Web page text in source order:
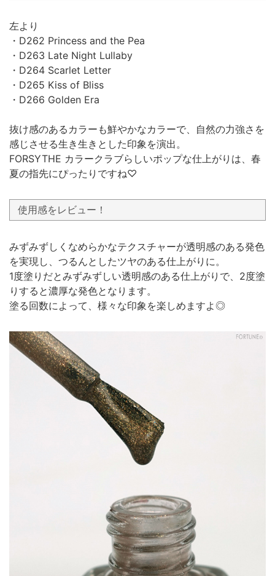
左より
・D262 Princess and the Pea
・D263 Late Night Lullaby
・D264 Scarlet Letter
・D265 Kiss of Bliss
・D266 Golden Era
抜け感のあるカラーも鮮やかなカラーで、自然の力強さを
感じさせる生き生きとした印象を演出。
FORSYTHE カラークラブらしいポップな仕上がりは、春
夏の指先にぴったりですね♡
使用感をレビュー！
みずみずしくなめらかなテクスチャーが透明感のある発色
を実現し、つるんとしたツヤのある仕上がりに。
1度塗りだとみずみずしい透明感のある仕上がりで、2度塗
りすると濃厚な発色となります。
塗る回数によって、様々な印象を楽しめますよ◎